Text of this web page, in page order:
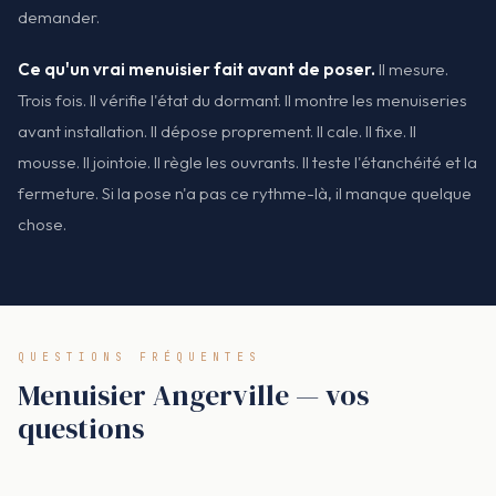
demander.
Ce qu'un vrai menuisier fait avant de poser. Il mesure.
Trois fois. Il vérifie l'état du dormant. Il montre les menuiseries
avant installation. Il dépose proprement. Il cale. Il fixe. Il
mousse. Il jointoie. Il règle les ouvrants. Il teste l'étanchéité et la
fermeture. Si la pose n'a pas ce rythme-là, il manque quelque
chose.
QUESTIONS FRÉQUENTES
Menuisier Angerville — vos
questions